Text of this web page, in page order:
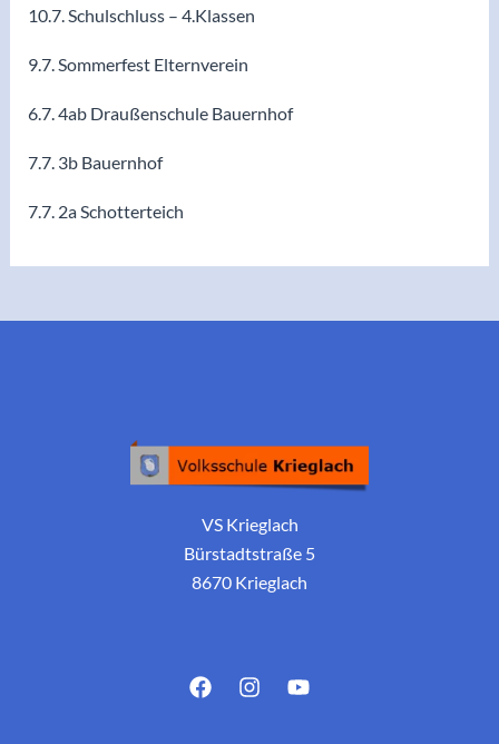
10.7. Schulschluss – 4.Klassen
9.7. Sommerfest Elternverein
6.7. 4ab Draußenschule Bauernhof
7.7. 3b Bauernhof
7.7. 2a Schotterteich
VS Krieglach
Bürstadtstraße 5
8670 Krieglach